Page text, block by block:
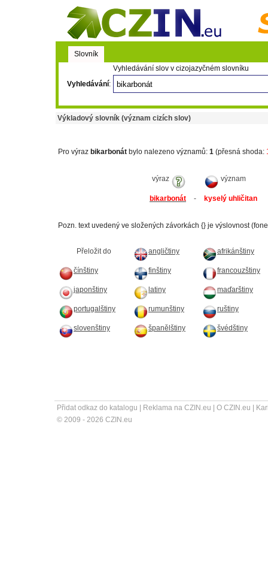
Slovník
Vyhledávání slov v cizojazyčném slovníku
Vyhledávání:
Výkladový slovník (význam cizích slov)
Pro výraz bikarbonát bylo nalezeno významů: 1 (přesná shoda:
výraz význam
bikarbonát - kyselý uhličitan
Pozn. text uvedený ve složených závorkách {} je výslovnost
Přeložit do angličtiny afrikánštiny
čínštiny finštiny francouzštiny
japonštiny latiny maďarštiny
portugalštiny rumunštiny ruštiny
slovenštiny španělštiny švédštiny
Přidat odkaz do katalogu Reklama na CZIN.eu O CZIN.eu
© 2009 - 2026 CZIN.eu